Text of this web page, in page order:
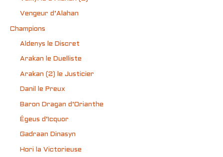
Vengeur d’Alahan
Champions
Aldenys le Discret
Arakan le Duelliste
Arakan (2) le Justicier
Danil le Preux
Baron Dragan d’Orianthe
Égeus d’Icquor
Gadraan Dinasyn
Hori la Victorieuse